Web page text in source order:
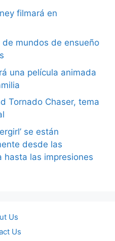
filmará en
mundos de ensueño
una película animada
Tornado Chaser, tema
se están
desde las
hasta las impresiones
Us
Us